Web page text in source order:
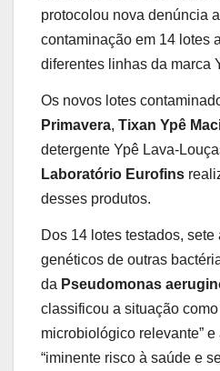
protocolou nova denúncia
contaminação em 14 lotes
diferentes linhas da marca
Os novos lotes
Primavera, Tixan Ypê
detergente Ypê Lava-
Laboratório Eurofins
desses produtos.
Dos 14 lotes testados,
genéticos de outras
da Pseudomonas
classificou a situação como
microbiológico relevante”
“iminente risco à saúde e